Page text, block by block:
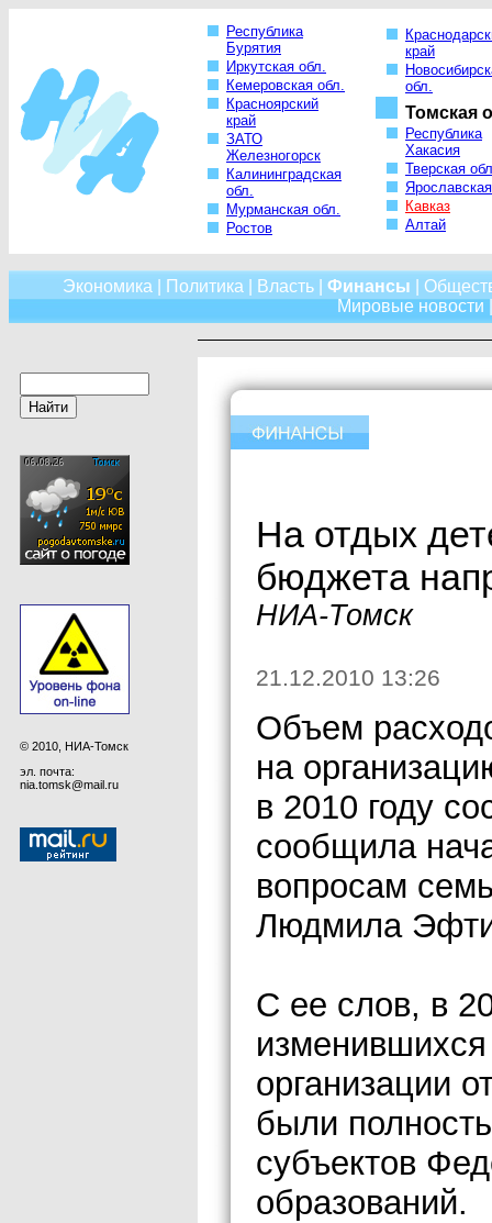
Республика
Бурятия
Иркутская обл.
Кемеровская обл.
Красноярский
край
ЗАТО
Железногорск
Калининградская
обл.
Мурманская обл.
Ростов
край
обл.
Томская
Республика
Хакасия
Тверская
Кавказ
Алтай
Экономика Политика Власть| Финансы
Мировые новости
© 2010, НИА-Томск
эл. почта:
nia.tomsk@mail.ru
На отдых
бюджета
НИА-Томск
21.12.2010 13:26
Объем
на
в 2010 году
сообщила
вопросам
Людмила
С ее слов, в
организации
были
субъектов
образований.